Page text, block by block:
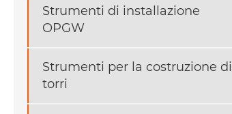
Strumenti di installazione
OPGW
Strumenti per la costruzione di
torri